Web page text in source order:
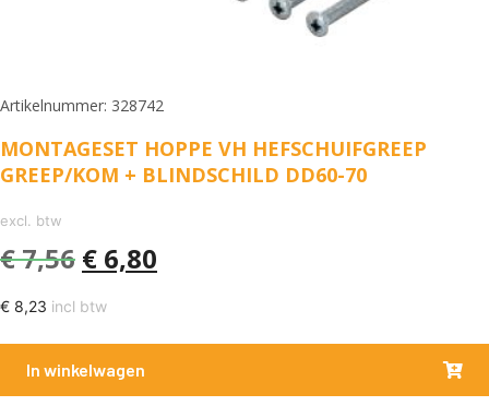
Artikelnummer: 328742
MONTAGESET HOPPE VH HEFSCHUIFGREEP
GREEP/KOM + BLINDSCHILD DD60-70
excl. btw
€7,56 € 6,80
€ 8,23 incl btw
In winkelwagen